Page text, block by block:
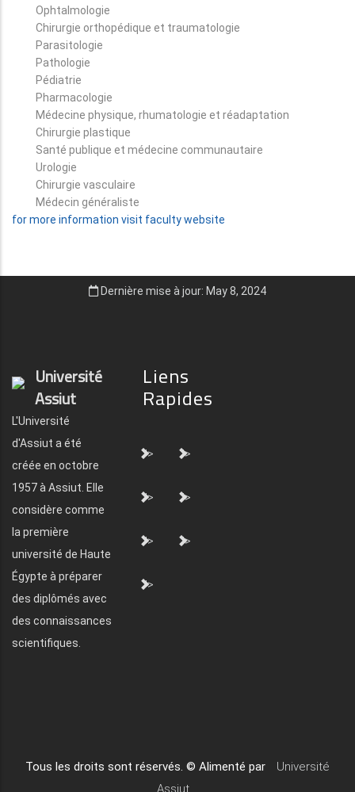
Ophtalmologie
Chirurgie orthopédique et traumatologie
Parasitologie
Pathologie
Pédiatrie
Pharmacologie
Médecine physique, rhumatologie et réadaptation
Chirurgie plastique
Santé publique et médecine communautaire
Urologie
Chirurgie vasculaire
Médecin généraliste
for more information visit faculty website
Dernière mise à jour: May 8, 2024
Université
Assiut
L'Université
d'Assiut a été
créée en octobre
1957 à Assiut. Elle
considère comme
la première
université de Haute
Égypte à préparer
des diplômés avec
des connaissances
scientifiques.
Liens
Rapides
"> ">
"> ">
"> ">
">
Tous les droits sont réservés. © Alimenté par
Université
Assiut